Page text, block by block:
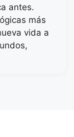
antes.
más
vida a